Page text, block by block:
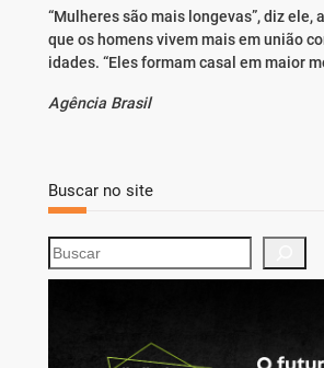
“Mulheres são mais longevas”, diz ele,
que os homens vivem mais em união
idades. “Eles formam casal em maior
Agência Brasil
Buscar no site
S
e